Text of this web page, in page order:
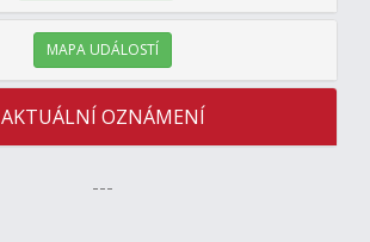
MAPA UDÁLOSTÍ
AKTUÁLNÍ OZNÁMENÍ
---